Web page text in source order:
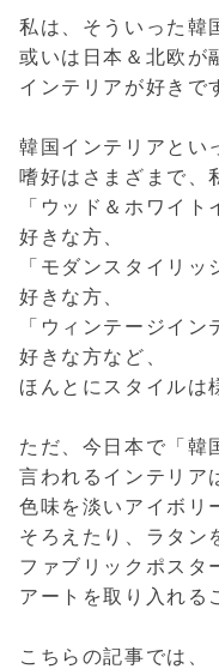
私は、そういった韓
或いは日本＆北欧が
インテリアが好きで
韓国インテリアとい
嗜好はさまざまで、
「ウッド＆ホワイ
好きな方、
「モダンスタイリ
好きな方、
「ウィンテージイン
好きな方など、
ほんとにスタイルは
ただ、今日本で「韓
言われるインテリア
色味を淡いアイボリ
そろえたり、ラタン
ファブリックポスタ
アートを取り入れる
こちらの記事では、